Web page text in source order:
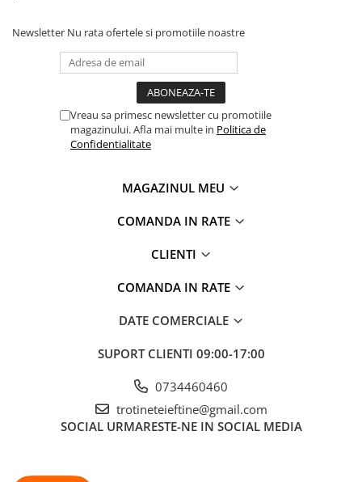
Newsletter Nu rata ofertele si promotiile noastre
Vreau sa primesc newsletter cu promotiile
magazinului. Afla mai multe in Politica de
Confidentialitate
MAGAZINUL MEU
COMANDA IN RATE
CLIENTI
COMANDA IN RATE
DATE COMERCIALE
SUPORT CLIENTI 09:00-17:00
0734460460
trotineteieftine@gmail.com
SOCIAL URMARESTE-NE IN SOCIAL MEDIA